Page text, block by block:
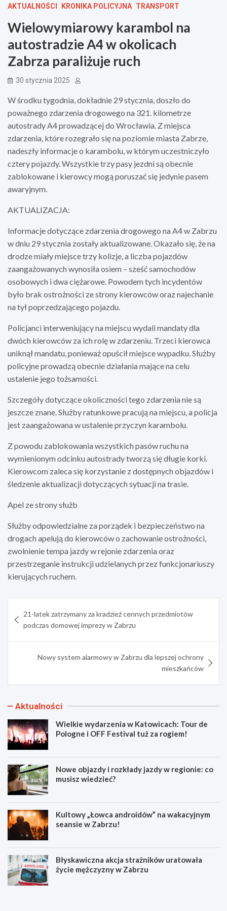
AKTUALNOŚCI KRONIKA POLICYJNA TRANSPORT
Wielowymiarowy karambol na
autostradzie A4 w okolicach
Zabrza paraliżuje ruch
30 stycznia 2025
W środku tygodnia, dokładnie 29 stycznia, doszło do
poważnego zdarzenia drogowego na 321. kilometrze
autostrady A4 prowadzącej do Wrocławia. Z miejsca
zdarzenia, które rozegrało się na poziomie miasta Zabrze,
nadeszły informacje o karambolu, w którym uczestniczyło
cztery pojazdy. Wszystkie trzy pasy jezdni są obecnie
zablokowane i kierowcy mogą poruszać się jedynie pasem
awaryjnym.
AKTUALIZACJA:
Informacje dotyczące zdarzenia drogowego na A4 w Zabrzu
w dniu 29 stycznia zostały aktualizowane. Okazało się, że na
drodze miały miejsce trzy kolizje, a liczba pojazdów
zaangażowanych wynosiła osiem – sześć samochodów
osobowych i dwa ciężarowe. Powodem tych incydentów
było brak ostrożności ze strony kierowców oraz najechanie
na tył poprzedzającego pojazdu.
Policjanci interweniujący na miejscu wydali mandaty dla
dwóch kierowców za ich rolę w zdarzeniu. Trzeci kierowca
uniknął mandatu, ponieważ opuścił miejsce wypadku. Służby
policyjne prowadzą obecnie działania mające na celu
ustalenie jego tożsamości.
Szczegóły dotyczące okoliczności tego zdarzenia nie są
jeszcze znane. Służby ratunkowe pracują na miejscu, a policja
jest zaangażowana w ustalenie przyczyn karambolu.
Z powodu zablokowania wszystkich pasów ruchu na
wymienionym odcinku autostrady tworzą się długie korki.
Kierowcom zaleca się korzystanie z dostępnych objazdów i
śledzenie aktualizacji dotyczących sytuacji na trasie.
Apel ze strony służb
Służby odpowiedzialne za porządek i bezpieczeństwo na
drogach apelują do kierowców o zachowanie ostrożności,
zwolnienie tempa jazdy w rejonie zdarzenia oraz
przestrzeganie instrukcji udzielanych przez funkcjonariuszy
kierujących ruchem.
wpisu
21-latek zatrzymany za kradzież cennych przedmiotów
podczas domowej imprezy w Zabrzu
Nowy system alarmowy w Zabrzu dla lepszej ochrony
mieszkańców
Aktualności
Wielkie wydarzenia w Katowicach: Tour de
Pologne i OFF Festival tuż za rogiem!
Nowe objazdy i rozkłady jazdy w regionie: co
musisz wiedzieć?
Kultowy „Łowca androidów” na wakacyjnym
seansie w Zabrzu!
Błyskawiczna akcja strażników uratowała
życie mężczyzny w Zabrzu
W
N